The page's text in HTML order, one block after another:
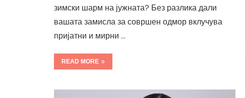
зимски шарм на јужната? Без разлика дали
вашата замисла за совршен одмор вклучува
пријатни и мирни …
READ MORE